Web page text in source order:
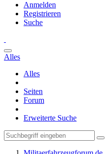
Anmelden
Registrieren
Suche
Alles
Alles
Seiten
Forum
Erweiterte Suche